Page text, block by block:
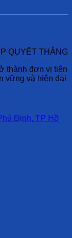
QUYẾT THẮNG
thành đơn vị tiên
vững và hiện đại
Định, TP Hồ